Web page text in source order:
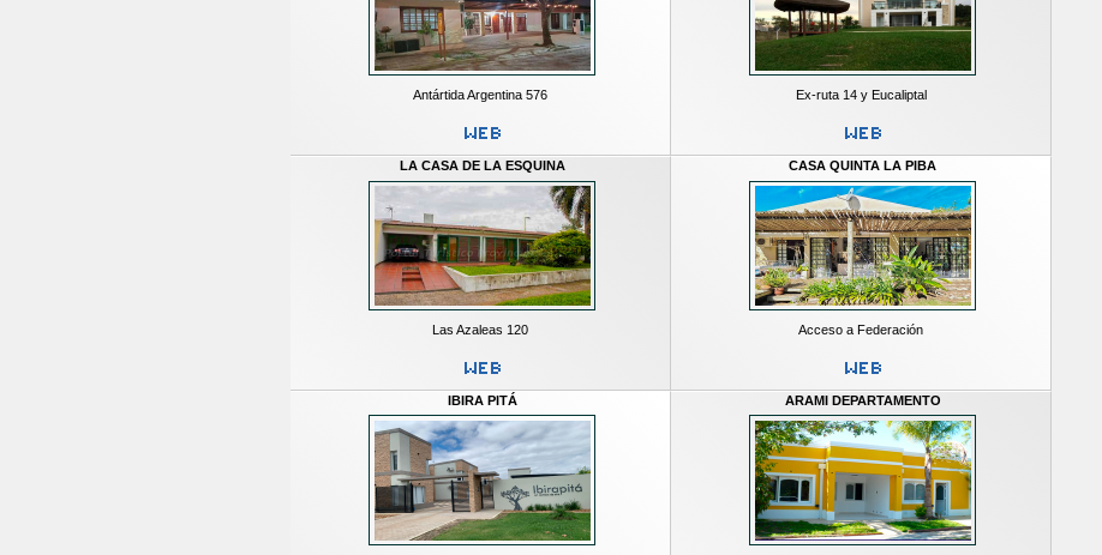
Antártida Argentina 576 Ex-ruta 14 y Eucaliptal
LA CASA DE LA ESQUINA
Las Azaleas 120
CASA QUINTA LA PIBA
Acceso a Federación
IBIRA PITÁ ARAMI DEPARTAMENTO